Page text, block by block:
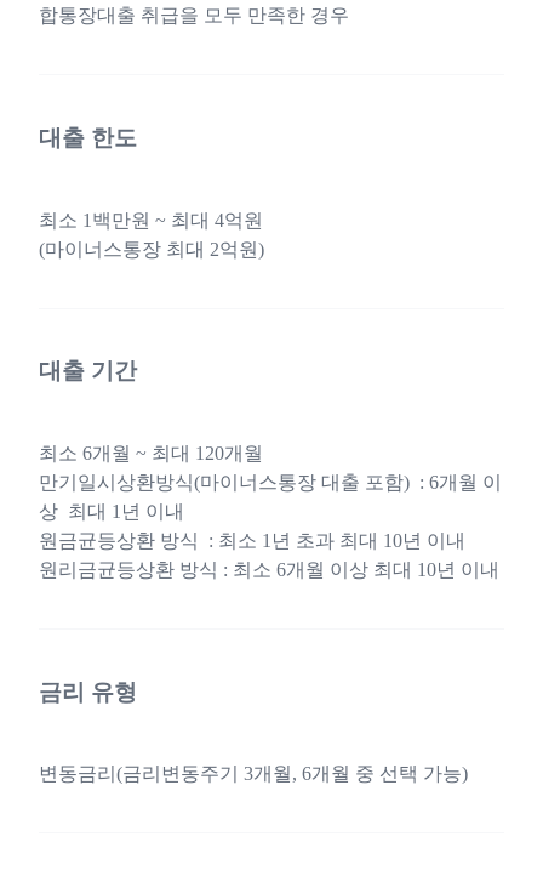
합통장대출 취급을 모두 만족한 경우
대출 한도
최소 1백만원 ~ 최대 4억원
(마이너스통장 최대 2억원)
대출 기간
최소 6개월 ~ 최대 120개월
만기일시상환방식(마이너스통장 대출 포함) : 6개월 이
상 최대 1년 이내
원금균등상환 방식 : 최소 1년 초과 최대 10년 이내
원리금균등상환 방식 : 최소 6개월 이상 최대 10년 이내
금리 유형
변동금리(금리변동주기 3개월, 6개월 중 선택 가능)